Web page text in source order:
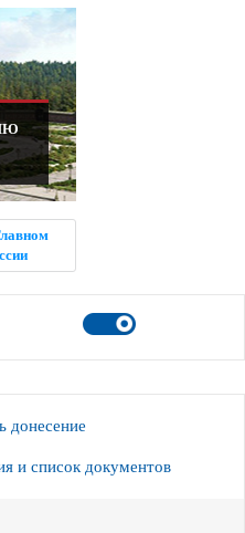
донесение
и список документов